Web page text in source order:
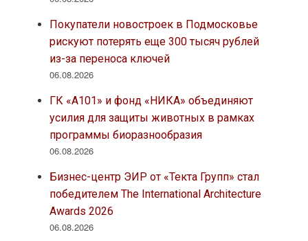
Покупатели новостроек в Подмосковье
рискуют потерять еще 300 тысяч рублей
из-за переноса ключей
06.08.2026
ГК «А101» и фонд «НИКА» объединяют
усилия для защиты животных в рамках
программы биоразнообразия
06.08.2026
Бизнес-центр ЭИР от «Текта Групп» стал
победителем The International Architecture
Awards 2026
06.08.2026